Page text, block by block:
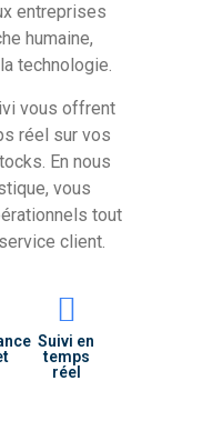
entreprises
humaine,
technologie.
vous offrent
réel sur vos
En nous
vous
tout
client.
Suivi en
temps
réel